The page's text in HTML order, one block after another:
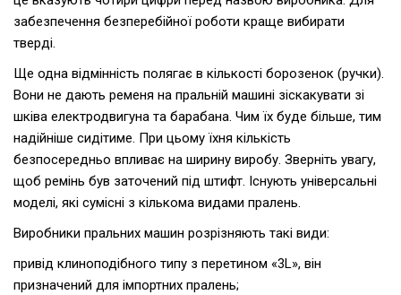
забезпечення безперебійної роботи краще вибирати
тверді.
Ще одна відмінність полягає в кількості борозенок (ручки).
Вони не дають ременя на пральній машині зіскакувати зі
шківа електродвигуна та барабана. Чим їх буде більше, тим
надійніше сидітиме. При цьому їхня кількість
безпосередньо впливає на ширину виробу. Зверніть увагу,
щоб ремінь був заточений під штифт. Існують універсальні
моделі, які сумісні з кількома видами пралень.
Виробники пральних машин розрізняють такі види:
привід клиноподібного типу з перетином «3L», він
призначений для імпортних пралень;